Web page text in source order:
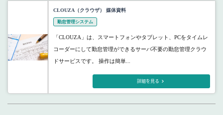
CLOUZA（クラウザ） 媒体資料
勤怠管理システム
「CLOUZA」は、スマートフォンやタブレット、PCをタイムレ
コーダーにして勤怠管理ができるサーバ不要の勤怠管理クラウ
ドサービスです。 操作は簡単...
詳細を見る